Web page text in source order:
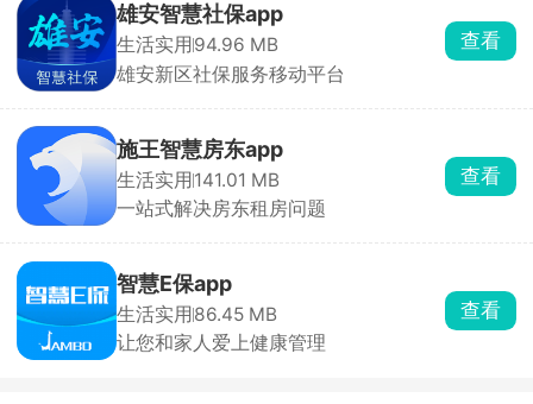
雄安智慧社保app
生活实用 94.96 MB
雄安新区社保服务移动平台
查看
施王智慧房东app
生活实用 141.01 MB
一站式解决房东租房问题
查看
智慧E保app
生活实用 86.45 MB
让您和家人爱上健康管理
查看